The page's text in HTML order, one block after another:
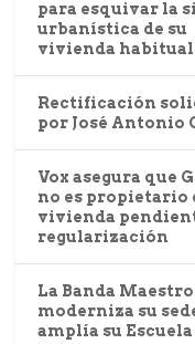
para esquivar la
urbanística de su
vivienda habitual
Rectificación
por José Antonio
Vox asegura que
no es propietario
vivienda
regularización
La Banda
moderniza su
amplía su Escuela